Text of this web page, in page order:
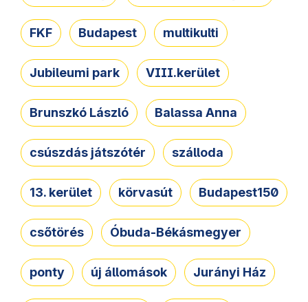
FKF Budapest multikulti
Jubileumi park VIII.kerület
Brunszkó László Balassa Anna
csúszdás játszótér szálloda
13. kerület körvasút Budapest150
csőtörés Óbuda-Békásmegyer
ponty új állomások Jurányi Ház